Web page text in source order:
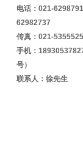
电话：021-
62982737
传真：021-
手机：
号）
联系人：徐先生